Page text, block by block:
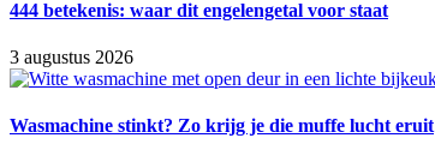
444 betekenis: waar dit engelengetal voor staat
3 augustus 2026
Wasmachine stinkt? Zo krijg je die muffe lucht eruit